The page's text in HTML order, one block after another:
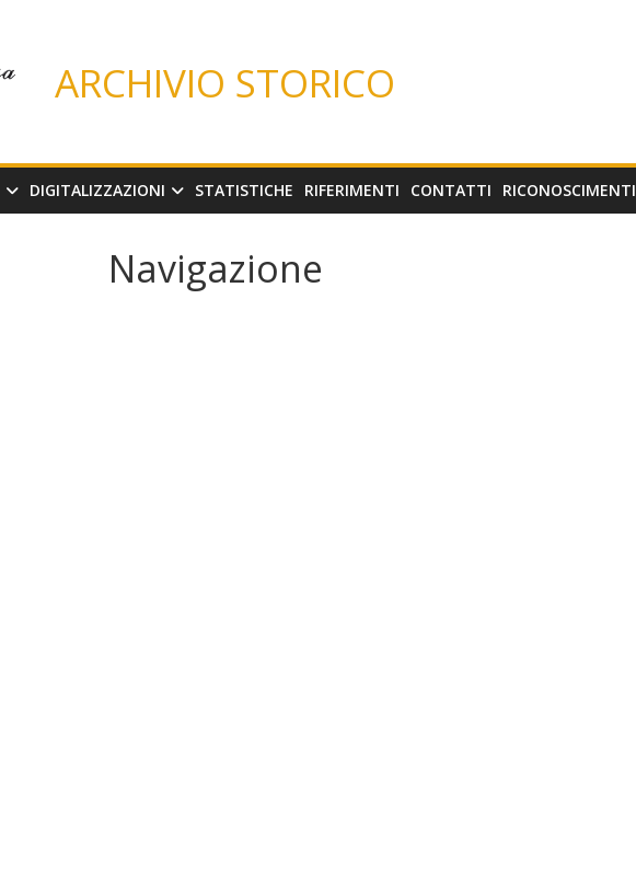
ARCHIVIO STORICO
DIGITALIZZAZIONI STATISTICHE RIFERIMENTI CONTATTI RICONOSCIMENTI
Navigazione